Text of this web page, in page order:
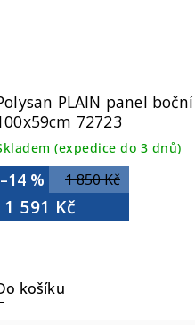
PLAIN panel boční
72723
(expedice do 3 dnů)
1 850 Kč
–14 %
1 591 Kč
košíku